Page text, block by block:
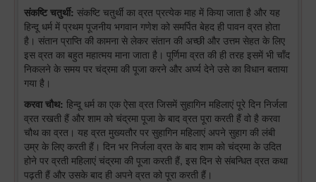
संकष्टि चतुर्थी: संकष्टि चतुर्थी का व्रत प्रत्येक माह में किया जाता है और यह
हिन्दू धर्म में प्रथम पूजनीय भगवान गणेश को समर्पित बेहद ही पावन व्रत होता
है। संतान प्राप्ति की कामना से लेकर संतान की अच्छी और उत्तम सेहत के लिए
इस व्रत का बहुत महात्मय माना जाता है। पूर्णिमा व्रत की ही तरह इसमें भी चाँद
निकलने के समय पर चंद्रमा की पूजा करने और अर्घ्य देने उसे का विधान बताया
गया है।
करवा चौथ: हिन्दू धर्म का एक ऐसा व्रत जिसमें सुहागिन महिलाएं पूरे दिन निर्जला
व्रत रखती हैं और शाम को चंद्रमा पूजा के बाद व्रत पूरा करती हैं वो है करवा
चौथ का व्रत। यह व्रत मुख्यतौर पर सुहागिन महिलाएं अपने सुहाग की लंबी
उम्र के लिए करती हैं। दिन भर निर्जला व्रत के बाद शाम को चंद्रमा के उदित
होने पर व्रती महिलाएं चंद्रमा की पूजा करती हैं, इस दिन से संबन्धित व्रत कथा
पढ़ती हैं और उसके बाद ही अपने व्रत को पूरा करती हैं।